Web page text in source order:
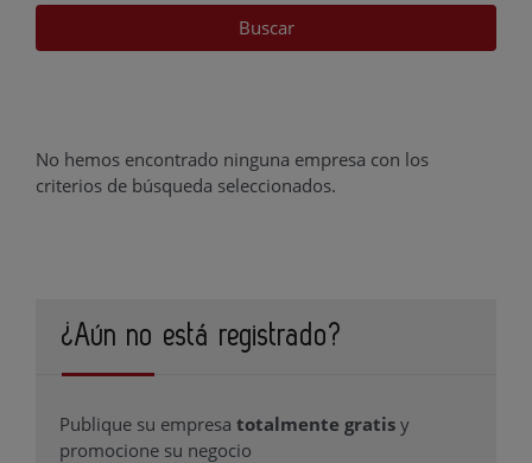
No hemos encontrado ninguna empresa con los
criterios de búsqueda seleccionados.
¿Aún no está registrado?
Publique su empresa totalmente gratis y
promocione su negocio